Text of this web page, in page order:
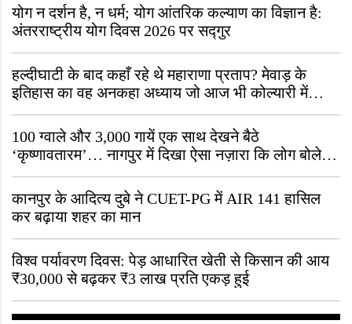
योग न दर्शन है, न धर्म; योग आंतरिक कल्याण का विज्ञान है:
अंतरराष्ट्रीय योग दिवस 2026 पर सद्गुर
हल्दीघाटी के बाद कहाँ रहे थे महाराणा प्रताप? मेवाड़ के
इतिहास का वह अनकहा अध्याय जो आज भी कोल्यारी में
जीवित है
100 ग्वाले और 3,000 गायें एक साथ देखने बैठे
‘कृष्णावतारम’… नागपुर में दिखा ऐसा नज़ारा कि लोग बोले,
“ऐसा तो सिर्फ़ कृष्ण ही कर सकते हैं”
कानपुर के आदित्य दुबे ने CUET-PG में AIR 141 हासिल
कर बढ़ाया शहर का मान
विश्व पर्यावरण दिवस: पेड़ आधारित खेती से किसान की आय
₹30,000 से बढ़कर ₹3 लाख प्रति एकड़ हुई